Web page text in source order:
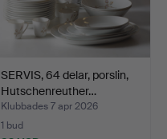
SERVIS, 64 delar, porslin,
Hutschenreuther…
Klubbades 7 apr 2026
1 bud